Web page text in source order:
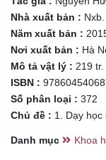
Nhà xuất bản :
Năm xuất bản :
Nơi xuất bản : Hà
Mô tả vật lý : 219
ISBN :
Số phân loại : 372
Chủ đề : 1. Dạy học
Danh mục Khoa